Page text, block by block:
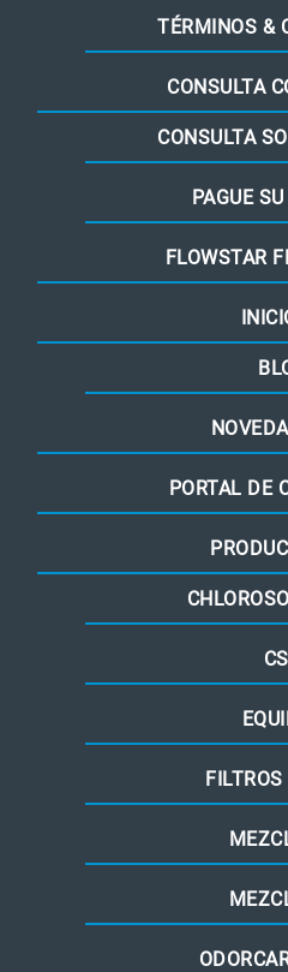
TÉRMINOS &
CONSULTA
CONSULTA
PAGUE
FLOWSTAR
PORTAL DE